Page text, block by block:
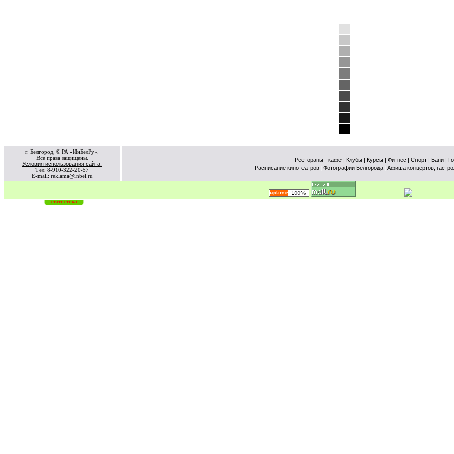
г. Белгород, © РА «ИнБелРу».
Все права защищены.
Условия использования сайта.
Тел. 8-910-322-20-57
E-mail: reklama@inbel.ru
Рестораны - кафе | Клубы | Курсы | Фитнес | Спорт | Бани |
Расписание кинотеатров
Фотографии Белгорода Афиша концертов,
статистика